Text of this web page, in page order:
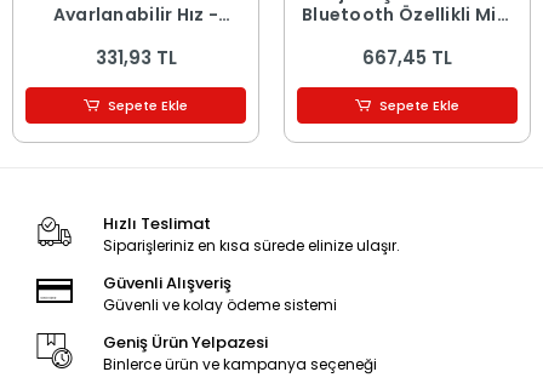
Ayarlanabilir Hız -
Karışık Renk
331,93 TL
Sepete Ekle
Bluetooth Özellikli Mini
Işıklı
667,45 TL
Sepete Ekle
Hızlı Teslimat
Siparişleriniz en kısa sürede elinize ulaşır.
Güvenli Alışveriş
Güvenli ve kolay ödeme sistemi
Geniş Ürün Yelpazesi
Binlerce ürün ve kampanya seçeneği